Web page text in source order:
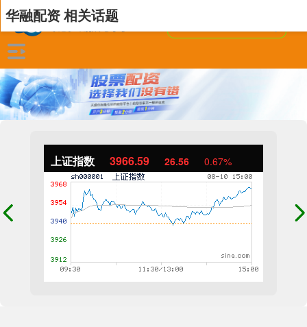
上证指数 3966.59 26.56 0.67%
华融配资 相关话题